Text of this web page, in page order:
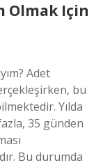
Olmak Için
Adet
bu
Yılda
35 günden
Bu durumda